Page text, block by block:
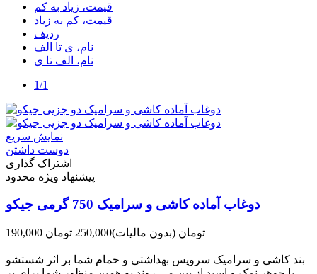
قیمت، زیاد به کم
قیمت، کم به زیاد
ردیف
نام، ی تا الف
نام، الف تا ی
1/1
نمایش سریع
دوست داشتن
اشتراک گذاری
پیشنهاد ویژه محدود
دوغاب آماده کاشی و سرامیک 750 گرمی جیکو
190,000 تومان (بدون مالیات)250,000 تومان
بند کاشی و سرامیک سرویس بهداشتی و حمام شما بر اثر شستشو